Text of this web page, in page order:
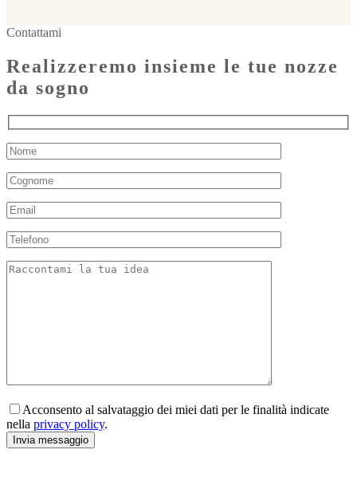
Contattami
Realizzeremo insieme le tue nozze
da sogno
Acconsento al salvataggio dei miei dati per le finalità indicate
nella privacy policy.